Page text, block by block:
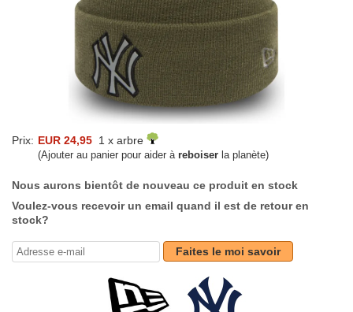
Prix: EUR 24,95 1 x arbre
(Ajouter au panier pour aider à reboiser la planète)
Nous aurons bientôt de nouveau ce produit en stock
Voulez-vous recevoir un email quand il est de retour en
stock?
Faites le moi savoir